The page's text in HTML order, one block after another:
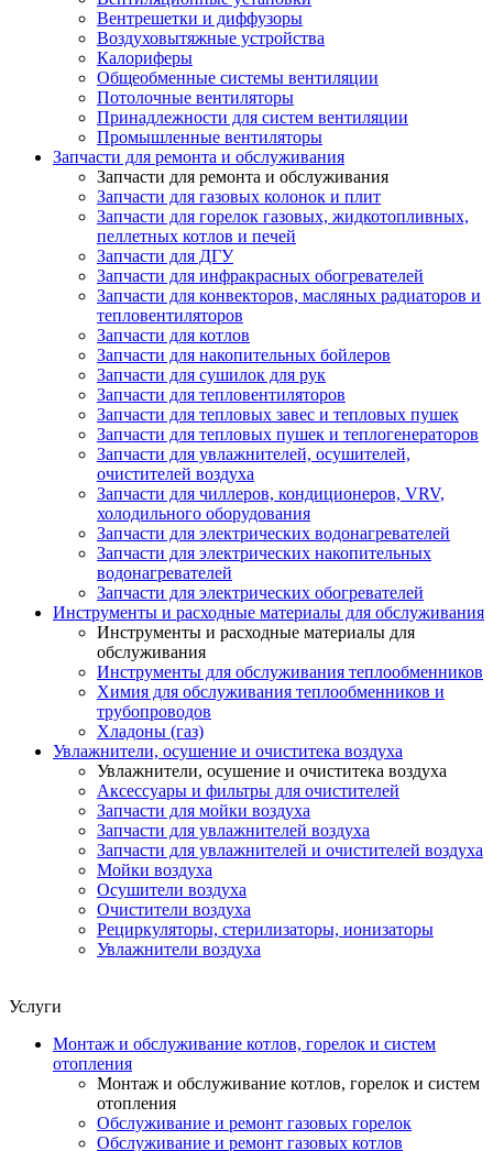
Вентрешетки и диффузоры
Воздуховытяжные устройства
Калориферы
Общеобменные системы вентиляции
Потолочные вентиляторы
Принадлежности для систем вентиляции
Промышленные вентиляторы
Запчасти для ремонта и обслуживания
Запчасти для ремонта и обслуживания
Запчасти для газовых колонок и плит
Запчасти для горелок газовых, жидкотопливных,
пеллетных котлов и печей
Запчасти для ДГУ
Запчасти для инфракрасных обогревателей
Запчасти для конвекторов, масляных радиаторов и
тепловентиляторов
Запчасти для котлов
Запчасти для накопительных бойлеров
Запчасти для сушилок для рук
Запчасти для тепловентиляторов
Запчасти для тепловых завес и тепловых пушек
Запчасти для тепловых пушек и теплогенераторов
Запчасти для увлажнителей, осушителей,
очистителей воздуха
Запчасти для чиллеров, кондиционеров, VRV,
холодильного оборудования
Запчасти для электрических водонагревателей
Запчасти для электрических накопительных
водонагревателей
Запчасти для электрических обогревателей
Инструменты и расходные материалы для обслуживания
Инструменты и расходные материалы для
обслуживания
Инструменты для обслуживания теплообменников
Химия для обслуживания теплообменников и
трубопроводов
Хладоны (газ)
Увлажнители, осушение и очиститека воздуха
Увлажнители, осушение и очиститека воздуха
Аксессуары и фильтры для очистителей
Запчасти для мойки воздуха
Запчасти для увлажнителей воздуха
Запчасти для увлажнителей и очистителей воздуха
Мойки воздуха
Осушители воздуха
Очистители воздуха
Рециркуляторы, стерилизаторы, ионизаторы
Увлажнители воздуха
Услуги
Монтаж и обслуживание котлов, горелок и систем
отопления
Монтаж и обслуживание котлов, горелок и систем
отопления
Обслуживание и ремонт газовых горелок
Обслуживание и ремонт газовых котлов